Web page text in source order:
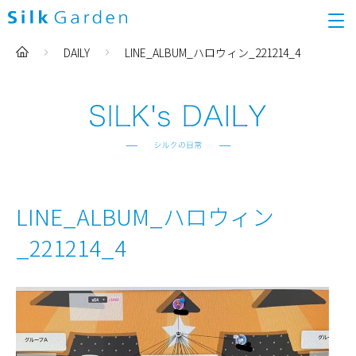
DAILY LINE_ALBUM_ハロウィン_221214_4
LINE_ALBUM_ハロウィン
_221214_4